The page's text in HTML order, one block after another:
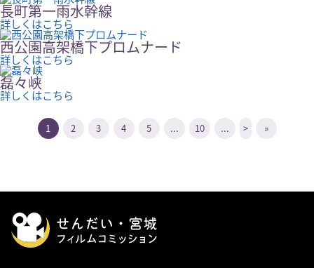
長町第一雨水幹線
詳しくはこちら
西公園高架橋下プロムナード
詳しくはこちら
磊々峡
詳しくはこちら
1 2 3 4 5 ... 10 ... > »